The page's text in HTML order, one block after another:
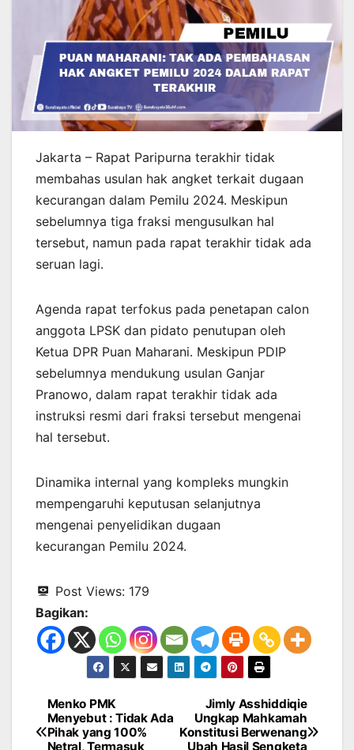
Jakarta – Rapat Paripurna terakhir tidak
membahas usulan hak angket terkait dugaan
kecurangan dalam Pemilu 2024. Meskipun
sebelumnya tiga fraksi mengusulkan hal
tersebut, namun pada rapat terakhir tidak ada
seruan lagi.
Agenda rapat terfokus pada penetapan calon
anggota LPSK dan pidato penutupan oleh
Ketua DPR Puan Maharani. Meskipun PDIP
sebelumnya mendukung usulan Ganjar
Pranowo, dalam rapat terakhir tidak ada
instruksi resmi dari fraksi tersebut mengenai
hal tersebut.
Dinamika internal yang kompleks mungkin
mempengaruhi keputusan selanjutnya
mengenai penyelidikan dugaan
kecurangan Pemilu 2024.
Post Views: 179
Bagikan:
Navigasi
pos
Jimly Asshiddiqie
Ungkap Mahkamah
Konstitusi Berwenang
Ubah Hasil Sengketa
Menko PMK
Menyebut : Tidak Ada
Pihak yang 100%
Netral, Termasuk